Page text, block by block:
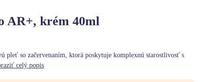
AR+, krém 40ml
pleť so začervenaním, ktorá poskytuje komplexnú starostlivosť s
celý popis